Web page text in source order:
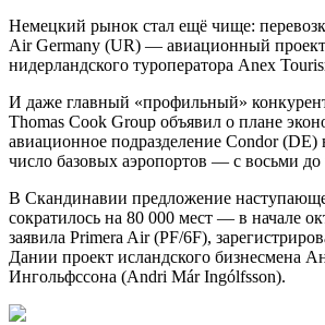
Немецкий рынок стал ещё чище:
Air Germany (UR) — авиационный проект
нидерландского туроператора Anex
И даже главный «профильный»
Thomas Cook Group объявил о плане
авиационное подразделение Condor (DE)
число базовых аэропортов — с восьми до
В Скандинавии предложение
сократилось на 80 000 мест — в начале
заявила Primera Air (PF/6F),
Дании проект исландского бизнесмена
Ингольфссона (Andri Már Ingólfsson).